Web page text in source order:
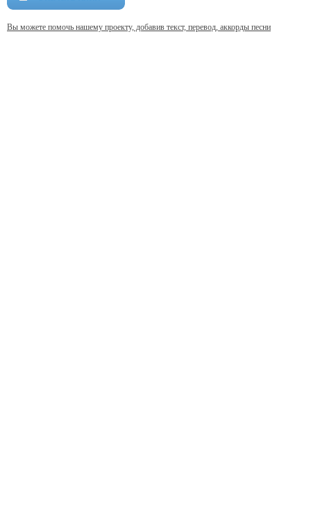
Вы можете помочь нашему проекту, добавив текст, перевод, аккорды песни